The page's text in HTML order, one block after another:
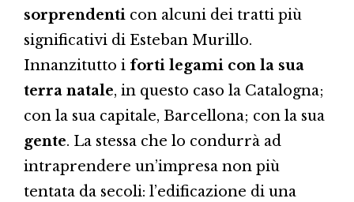
sorprendenti con alcuni dei tratti più
significativi di Esteban Murillo.
Innanzitutto i forti legami con la sua
terra natale, in questo caso la Catalogna;
con la sua capitale, Barcellona; con la sua
gente. La stessa che lo condurrà ad
intraprendere un’impresa non più
tentata da secoli: l’edificazione di una